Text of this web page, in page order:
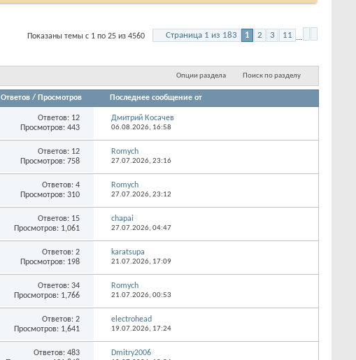
Страница 1 из 183 1 2 3 11
Опции раздела Поиск по разделу
Ответов/Просмотров Последнее сообщение от
Ответов:12
Просмотров: 443
Дмитрий Косачев
06.08.2026,16:58
Ответов:12
Просмотров: 758
Romych
27.07.2026,23:16
Ответов:4
Просмотров: 310
Romych
27.07.2026,23:12
Ответов:15
Просмотров: 1,061
chapai
27.07.2026,04:47
Ответов:2
Просмотров: 198
karatsupa
21.07.2026,17:09
Ответов:34
Просмотров: 1,766
Romych
21.07.2026,00:53
Ответов:2
Просмотров: 1,641
electrohead
19.07.2026,17:24